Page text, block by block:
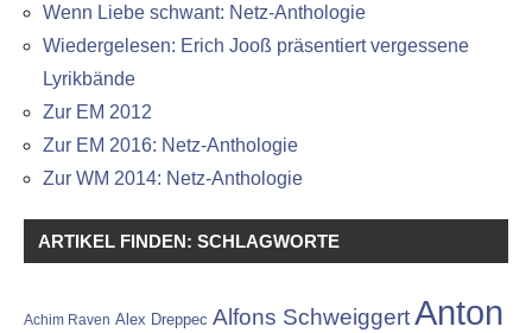
Wenn Liebe schwant: Netz-Anthologie
Wiedergelesen: Erich Jooß präsentiert vergessene
Lyrikbände
Zur EM 2012
Zur EM 2016: Netz-Anthologie
Zur WM 2014: Netz-Anthologie
ARTIKEL FINDEN: SCHLAGWORTE
Achim Raven Alex Dreppec Alfons SchweiggertAnton